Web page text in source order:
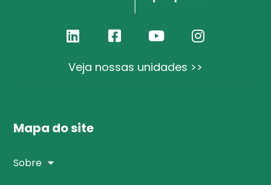
Veja nossas unidades >>
Mapa do site
Sobre